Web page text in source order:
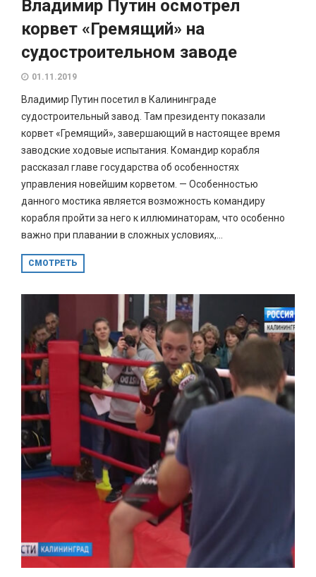
Владимир Путин осмотрел
корвет «Гремящий» на
судостроительном заводе
01.11.2019
Владимир Путин посетил в Калининграде
судостроительный завод. Там президенту показали
корвет «Гремящий», завершающий в настоящее время
заводские ходовые испытания. Командир корабля
рассказал главе государства об особенностях
управления новейшим корветом. — Особенностью
данного мостика является возможность командиру
корабля пройти за него к иллюминаторам, что особенно
важно при плавании в сложных условиях,...
СМОТРЕТЬ